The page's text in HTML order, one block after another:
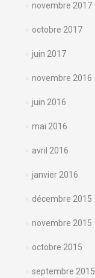
novembre 2017
octobre 2017
juin 2017
novembre 2016
juin 2016
mai 2016
avril 2016
janvier 2016
décembre 2015
novembre 2015
octobre 2015
septembre 2015